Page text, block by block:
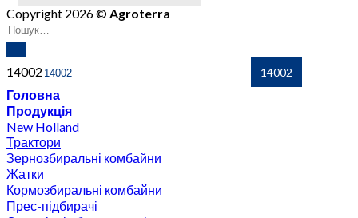
Copyright 2026 ©Agroterra
14002
Головна
Продукція
New Holland
Трактори
Зернозбиральні комбайни
Жатки
Кормозбиральні комбайни
Прес-підбирачі